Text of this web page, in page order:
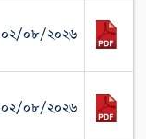
০২/০৮/২০২৬
০২/০৮/২০২৬